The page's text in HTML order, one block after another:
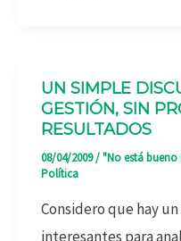
UN SIMPLE
GESTIÓN, SIN
RESULTADOS
08/04/2009/"No está bueno
Política
Considero que hay
interesantes para